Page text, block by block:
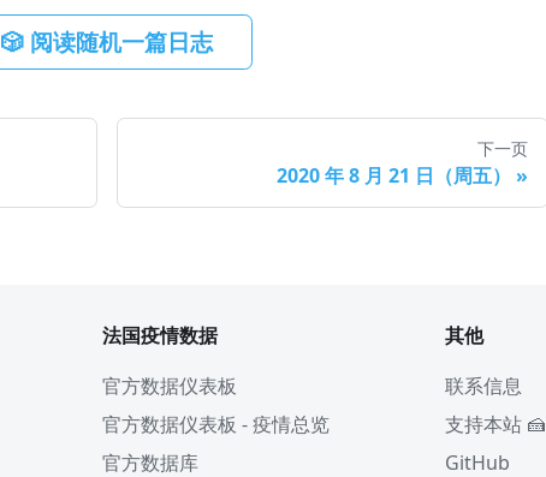
🎲 阅读随机一篇日志
下一页
2020 年 8 月 21 日（周五） »
法国疫情数据
官方数据仪表板
官方数据仪表板 - 疫情总览
官方数据库
其他
联系信息
支持本站 🍰
GitHub